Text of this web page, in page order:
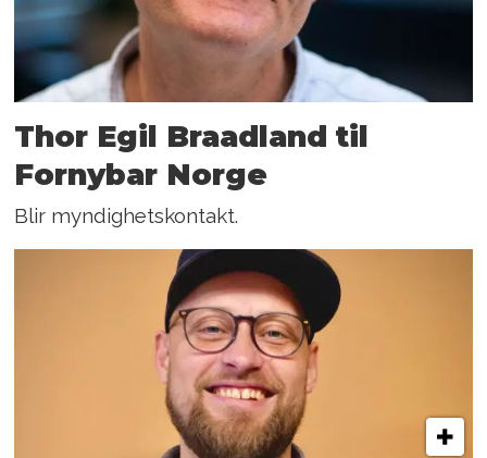
Thor Egil Braadland til
Fornybar Norge
Blir myndighetskontakt.